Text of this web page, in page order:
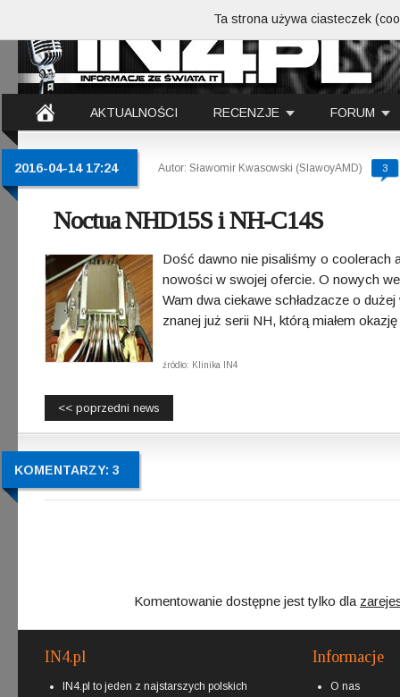
AKTUALNOŚCI RECENZJE FORUM
2016-04-14 17:24 Autor: Sławomir Kwasowski (SlawoyAMD) 3
Noctua NHD15S i NH-C14S
Dość dawno nie pisaliśmy o coolerach
nowości w swojej ofercie. O nowych
Wam dwa ciekawe schładzacze o
znanej już serii NH, którą miałem
źródło: Klinika IN4
<< poprzedni news
KOMENTARZY: 3
Komentowanie dostępne jest tylko dla
IN4.pl
IN4.pl to jeden z najstarszych polskich
Informacje
O nas
Ta strona używa ciasteczek